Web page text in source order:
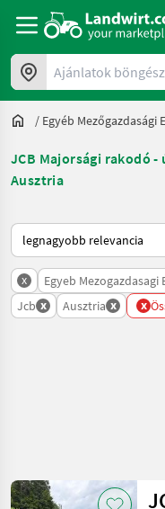
Ajánlatok böngészése
/ Egyéb Mezőgazdasági
JCB Majorsági rakodó -
Ausztria
Így van sorba rendezve a
x Egyeb Mezogazdasagi
Jcb x Ausztria x x